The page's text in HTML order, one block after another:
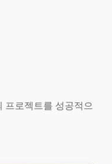
프로젝트를 성공적으